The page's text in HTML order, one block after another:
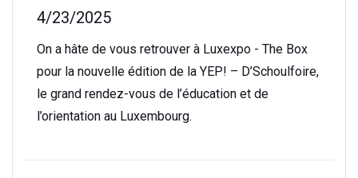
4/23/2025
On a hâte de vous retrouver à Luxexpo - The Box
pour la nouvelle édition de la YEP! – D’Schoulfoire,
le grand rendez-vous de l’éducation et de
l’orientation au Luxembourg.